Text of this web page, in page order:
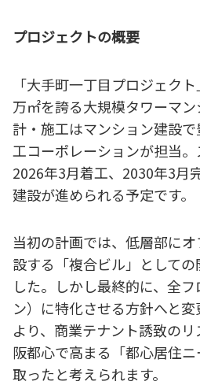
プロジェクトの概要
「大手町一丁目プロジェク
万㎡を誇る大規模タワーマ
計・施工はマンション建設
工コーポレーションが担当
2026年3月着工、2030年3月
建設が進められる予定です。
当初の計画では、低層部に
設する「複合ビル」として
した。しかし最終的に、全
ン）に特化させる方針へと
より、商業テナント誘致の
阪都心で高まる「都心居住
取ったと考えられます。